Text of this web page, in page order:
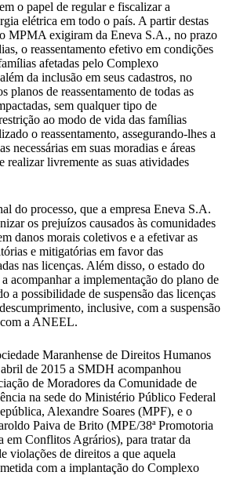
o papel de regular e fiscalizar a
elétrica em todo o país. A partir destas
MPMA exigiram da Eneva S.A., no prazo
o reassentamento efetivo em condições
afetadas pelo Complexo
da inclusão em seus cadastros, no
planos de reassentamento de todas as
sem qualquer tipo de
ao modo de vida das famílias
o reassentamento, assegurando-lhes a
necessárias em suas moradias e áreas
realizar livremente as suas atividades
do processo, que a empresa Eneva S.A.
os prejuízos causados às comunidades
danos morais coletivos e a efetivar as
e mitigatórias em favor das
nas licenças. Além disso, o estado do
acompanhar a implementação do plano de
a possibilidade de suspensão das licenças
inclusive, com a suspensão
a ANEEL.
Maranhense de Direitos Humanos
de 2015 a SMDH acompanhou
de Moradores da Comunidade de
na sede do Ministério Público Federal
Alexandre Soares (MPF), e o
Paiva de Brito (MPE/38ª Promotoria
em Conflitos Agrários), para tratar da
violações de direitos a que aquela
com a implantação do Complexo